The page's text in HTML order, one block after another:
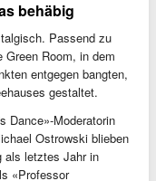
behäbig
Passend zu
Green Room, in dem
entgegen bangten,
gestaltet.
Dance»-Moderatorin
Ostrowski blieben
als letztes Jahr in
«Professor